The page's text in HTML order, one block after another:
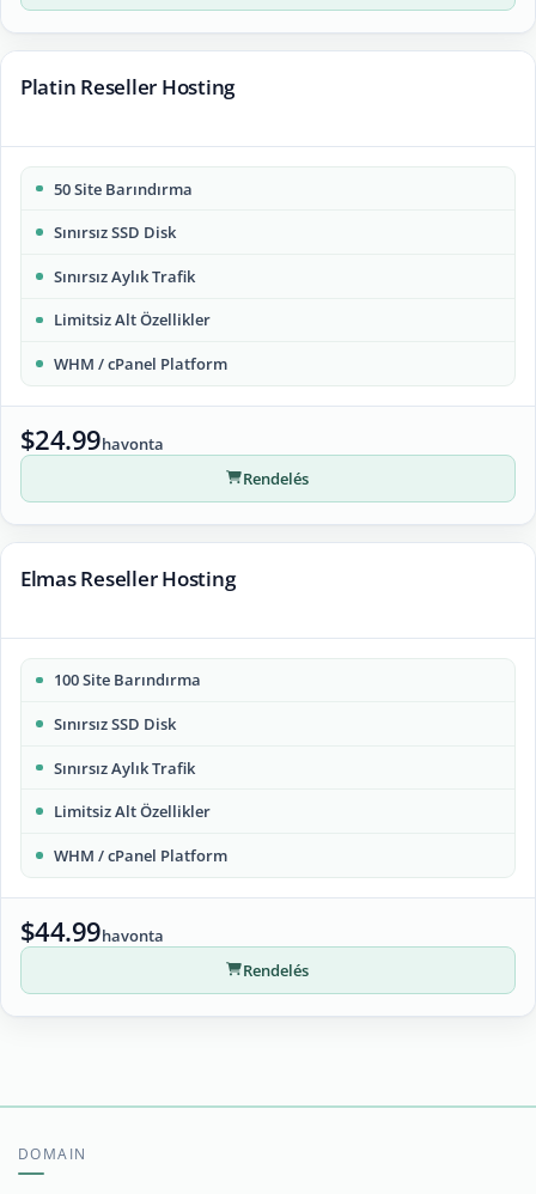
Platin Reseller Hosting
50 Site Barındırma
Sınırsız SSD Disk
Sınırsız Aylık Trafik
Limitsiz Alt Özellikler
WHM / cPanel Platform
$24.99havonta
Rendelés
Elmas Reseller Hosting
100 Site Barındırma
Sınırsız SSD Disk
Sınırsız Aylık Trafik
Limitsiz Alt Özellikler
WHM / cPanel Platform
$44.99havonta
Rendelés
DOMAIN